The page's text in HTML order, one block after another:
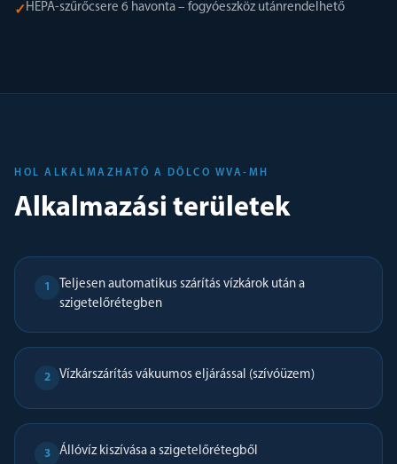
✓ HEPA-szűrőcsere 6 havonta – fogyóeszköz utánrendelhető
HOL ALKALMAZHATÓ A DÖLCO WVA-MH
Alkalmazási területek
1
Teljesen automatikus szárítás vízkárok után a
szigetelőrétegben
2 Vízkárszárítás vákuumos eljárással (szívóüzem)
3 Állóvíz kiszívása a szigetelőrétegből